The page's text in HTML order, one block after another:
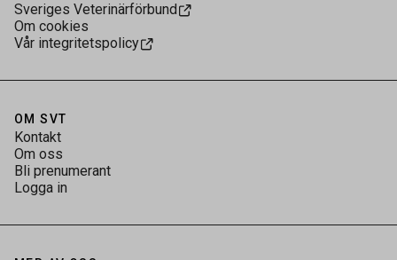
Sveriges Veterinärförbund
Om cookies
Vår integritetspolicy
OM SVT
Kontakt
Om oss
Bli prenumerant
Logga in